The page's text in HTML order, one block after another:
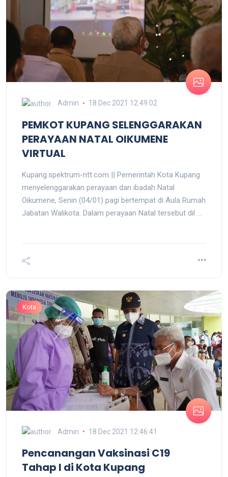
Admin 18 Dec 2021 12:49:02
PEMKOT KUPANG SELENGGARAKAN
PERAYAAN NATAL OIKUMENE
VIRTUAL
Kupang.spektrum-ntt.com || Pemerintah Kota Kupang
menyelenggarakan perayaan dan ibadah Natal
Oikumene, Senin (04/01) pagi bertempat di Aula Rumah
Jabatan Walikota. Dalam perayaan Natal tersebut dil ...
Kota
Admin 18 Dec 2021 12:46:41
Pencanangan Vaksinasi C19
Tahap I di Kota Kupang